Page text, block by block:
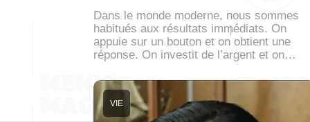
Dans le monde moderne, nous sommes
habitués aux résultats immédiats. On
appuie sur un bouton et on obtient une
réponse. On investit de l’argent et on…
VIE